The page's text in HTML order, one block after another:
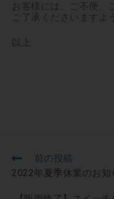
お客様には、ご不便、
ご了承くださいますよ
以上
前の投稿
2022年夏季休業のお知